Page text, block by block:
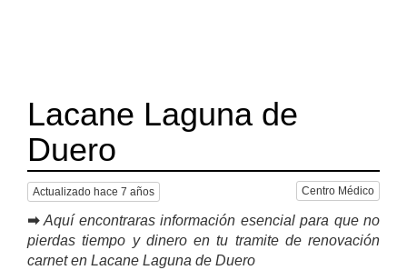
Lacane Laguna de
Duero
Actualizado hace 7 años Centro Médico
➡ Aquí encontraras información esencial para que no
pierdas tiempo y dinero en tu tramite de renovación
carnet en Lacane Laguna de Duero